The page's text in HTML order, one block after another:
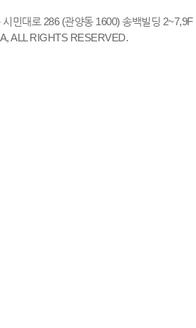
시민대로 286 (관양동 1600) 송백빌딩
ALL RIGHTS RESERVED.